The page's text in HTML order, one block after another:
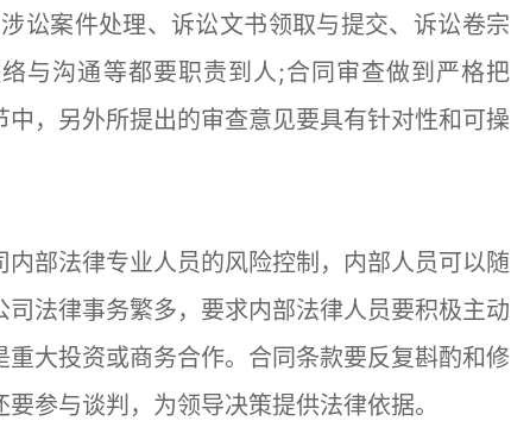
讼案件处理、诉讼文书领取与提交、诉讼卷宗
与沟通等都要职责到人;合同审查做到严格把
，另外所提出的审查意见要具有针对性和可操
部法律专业人员的风险控制，内部人员可以随
法律事务繁多，要求内部法律人员要积极主动
大投资或商务合作。合同条款要反复斟酌和修
参与谈判，为领导决策提供法律依据。